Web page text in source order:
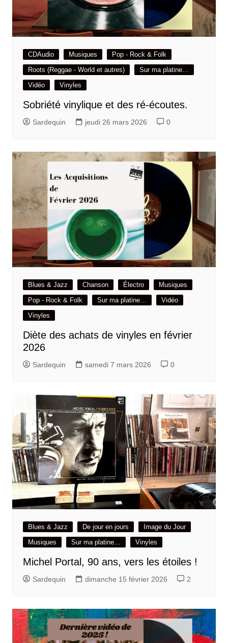
CDAudio Musiques
Pop - Rock & Folk
Roots (Reggae - World et autres)
Sur ma platine…
Vidéo
Vinyles
Sobriété vinylique et des ré-écoutes.
Sardequin jeudi 26 mars 2026 0
Blues & Jazz Chanson Électro
Musiques
Pop - Rock & Folk
Sur ma platine…
Vidéo
Vinyles
Diète des achats de vinyles en février
2026
Sardequin samedi 7 mars 2026 0
Blues & Jazz De jour en jours
Image du Jour
Musiques
Sur ma platine… Vinyles
Michel Portal, 90 ans, vers les étoiles !
Sardequin dimanche 15 février 2026 2